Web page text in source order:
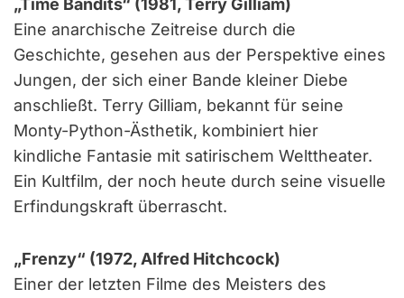
„Time Bandits“ (1981, Terry Gilliam)
Eine anarchische Zeitreise durch die
Geschichte, gesehen aus der Perspektive eines
Jungen, der sich einer Bande kleiner Diebe
anschließt. Terry Gilliam, bekannt für seine
Monty-Python-Ästhetik, kombiniert hier
kindliche Fantasie mit satirischem Welttheater.
Ein Kultfilm, der noch heute durch seine visuelle
Erfindungskraft überrascht.
„Frenzy“ (1972, Alfred Hitchcock)
Einer der letzten Filme des Meisters des